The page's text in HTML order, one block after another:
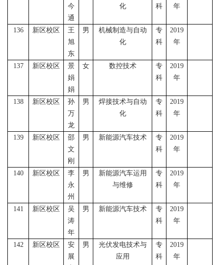
今
通
化
科
年
136 新区校区
王
旭
东
男
机械制造与自动
化
专
科
2019
年
137 新区校区
景
娟
娟
女 数控技术
专
科
2019
年
138 新区校区
孙
万
龙
男
焊接技术与自动
化
专
科
2019
年
139 新区校区
邵
文
刚
男 新能源汽车技术
专
科
2019
年
140 新区校区
李
永
州
男
新能源汽车运用
与维修
专
科
2019
年
141 新区校区
吴
涛
年
男 新能源汽车技术
专
科
2019
年
142 新区校区
安
展
男
光伏发电技术与
应用
专
科
2019
年